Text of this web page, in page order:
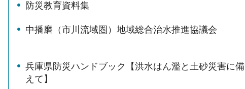
防災教育資料集
中播磨（市川流域圏）地域総合治水推進協議会
兵庫県防災ハンドブック【洪水はん濫と土砂災害に備
えて】